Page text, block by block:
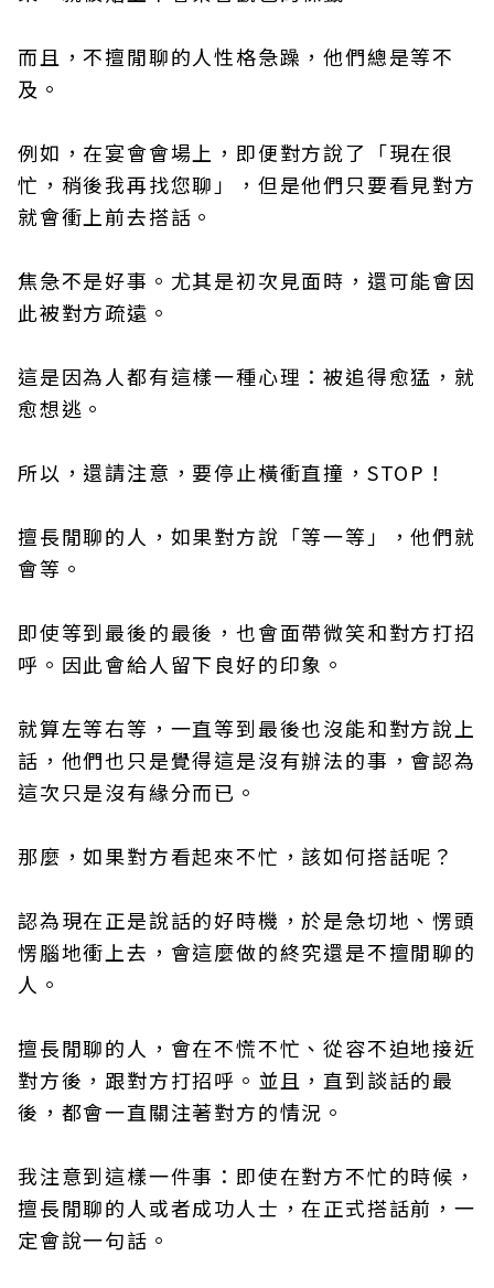
而且，不擅閒聊的人性格急躁，他們總是等不
及。
例如，在宴會會場上，即便對方說了「現在很
忙，稍後我再找您聊」，但是他們只要看見對方
就會衝上前去搭話。
焦急不是好事。尤其是初次見面時，還可能會因
此被對方疏遠。
這是因為人都有這樣一種心理：被追得愈猛，就
愈想逃。
所以，還請注意，要停止橫衝直撞，STOP！
擅長閒聊的人，如果對方說「等一等」，他們就
會等。
即使等到最後的最後，也會面帶微笑和對方打招
呼。因此會給人留下良好的印象。
就算左等右等，一直等到最後也沒能和對方說上
話，他們也只是覺得這是沒有辦法的事，會認為
這次只是沒有緣分而已。
那麼，如果對方看起來不忙，該如何搭話呢？
認為現在正是說話的好時機，於是急切地、愣頭
愣腦地衝上去，會這麼做的終究還是不擅閒聊的
人。
擅長閒聊的人，會在不慌不忙、從容不迫地接近
對方後，跟對方打招呼。並且，直到談話的最
後，都會一直關注著對方的情況。
我注意到這樣一件事：即使在對方不忙的時候，
擅長閒聊的人或者成功人士，在正式搭話前，一
定會說一句話。